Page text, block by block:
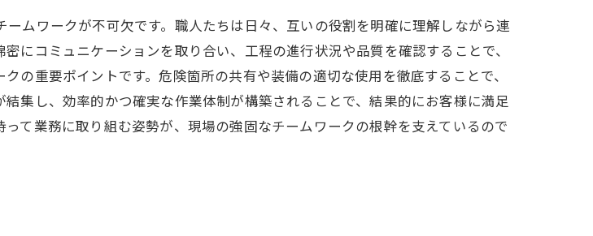
ムワークが不可欠です。職人たちは日々、互いの役割を明確に理解しながら連
にコミュニケーションを取り合い、工程の進行状況や品質を確認することで、
の重要ポイントです。危険箇所の共有や装備の適切な使用を徹底することで、
集し、効率的かつ確実な作業体制が構築されることで、結果的にお客様に満足
て業務に取り組む姿勢が、現場の強固なチームワークの根幹を支えているので